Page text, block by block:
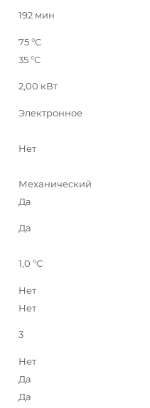
192 мин
75 °С
35 °С
2,00 кВт
Электронное
Нет
Механический
Да
Да
1,0 °С
Нет
Нет
3
Нет
Да
Да